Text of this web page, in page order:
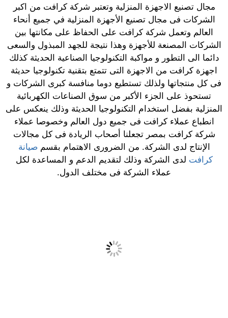
مجال تصنيع الاجهزة المنزلية وتعتبر شركة كرافت من اكبر
الشركات فى مجال تصنيع الأجهزة المنزلية في جميع أنحاء
العالم وتعمل شركة كرافت على الحفاظ على مكانتها بين
الشركات المصنعة للأجهزة وهذا نتيجة للجهد المبذول والسعى
دائما الى التطور و مواكبة التكنولوجيا الصناعية الحديثة كذلك
اجهزة كرافت من الاجهزة التى تتمتع بتقنية تكنولوجيا حديثة
فى كل منتجاتها ولذلك تستطيع دوما منافسة كبرى الشركات و
تستحوذ على الجزء الأكبر من سوق الصناعات الكهربائية
المنزلية بفضل استخدام التكنولوجيا الحديثة وذلك ينعكس على
انطباع عملاء كرافت فى جميع دول العالم وخصوصا عملاء
شركة كرافت بمصر تجعلنا أصحاب الريادة فى كل مجالات
الإنتاج لدى الشركة. من الضرورى الاهتمام بقسمصيانة
كرافت لدى الشركة وذلك لتقديم الدعم و المساعدة لكل
عملاء الشركة فى مختلف الدول.